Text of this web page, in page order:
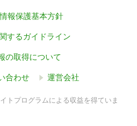
報保護基本方針
するガイドライン
の取得について
合わせ 運営会社
トプログラムによる収益を得ていま